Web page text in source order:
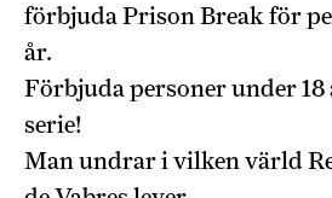
förbjuda Prison Break för
år.
Förbjuda personer under 18
serie!
Man undrar i vilken värld